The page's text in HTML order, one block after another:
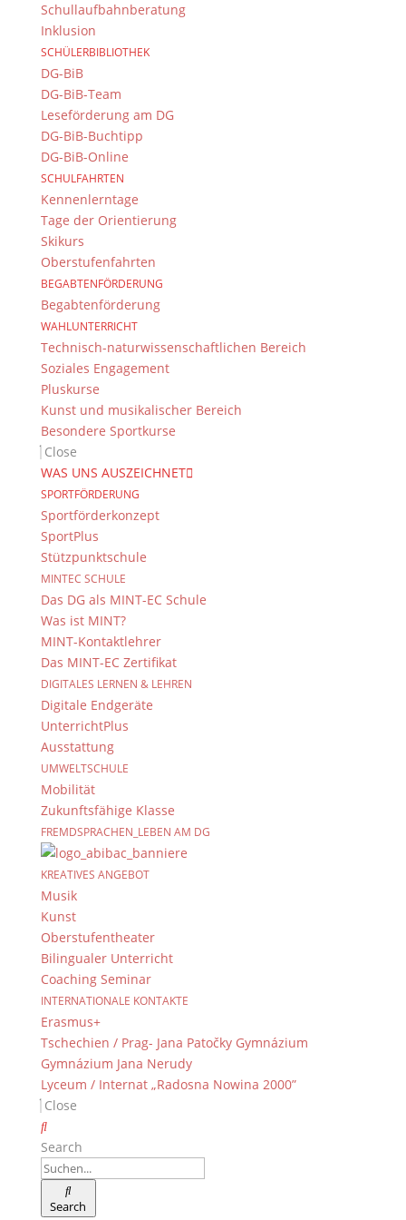
Schullaufbahnberatung
Inklusion
SCHÜLERBIBLIOTHEK
DG-BiB
DG-BiB-Team
Leseförderung am DG
DG-BiB-Buchtipp
DG-BiB-Online
SCHULFAHRTEN
Kennenlerntage
Tage der Orientierung
Skikurs
Oberstufenfahrten
BEGABTENFÖRDERUNG
Begabtenförderung
WAHLUNTERRICHT
Technisch-naturwissenschaftlichen Bereich
Soziales Engagement
Pluskurse
Kunst und musikalischer Bereich
Besondere Sportkurse
Close
WAS UNS AUSZEICHNET
SPORTFÖRDERUNG
Sportförderkonzept
SportPlus
Stützpunktschule
MINTEC SCHULE
Das DG als MINT-EC Schule
Was ist MINT?
MINT-Kontaktlehrer
Das MINT-EC Zertifikat
DIGITALES LERNEN & LEHREN
Digitale Endgeräte
UnterrichtPlus
Ausstattung
UMWELTSCHULE
Mobilität
Zukunftsfähige Klasse
FREMDSPRACHEN_LEBEN AM DG
KREATIVES ANGEBOT
Musik
Kunst
Oberstufentheater
Bilingualer Unterricht
Coaching Seminar
INTERNATIONALE KONTAKTE
Erasmus+
Tschechien / Prag- Jana Patočky Gymnázium
Gymnázium Jana Nerudy
Lyceum / Internat „Radosna Nowina 2000”
Close
Search
Search
Impressum
Datenschutzerklärung
Kontakt
© 2015-2022, Dientzenhofer-Gymnasium Bamberg
Immer Aktuell
Bleiben Sie immer auf dem neusten Stand und
folgen Sie uns auf Twitter
Folgen Sie demDG RSS Feed
Kontakt Webteam
Kontaktieren Sie das Webteam
© 2015-2017 Dientzenhofer-Gymnasium Bamberg -
Von Hand erstellt. Mit viel